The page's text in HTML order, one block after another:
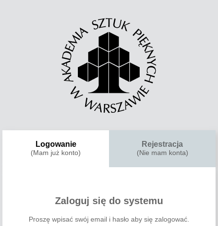
Logowanie
(Mam już konto)
Rejestracja
(Nie mam konta)
Zaloguj się do systemu
Proszę wpisać swój email i hasło aby się zalogować.